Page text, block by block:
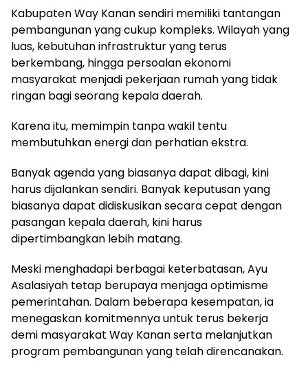
Kabupaten Way Kanan sendiri memiliki tantangan
pembangunan yang cukup kompleks. Wilayah yang
luas, kebutuhan infrastruktur yang terus
berkembang, hingga persoalan ekonomi
masyarakat menjadi pekerjaan rumah yang tidak
ringan bagi seorang kepala daerah.
Karena itu, memimpin tanpa wakil tentu
membutuhkan energi dan perhatian ekstra.
Banyak agenda yang biasanya dapat dibagi, kini
harus dijalankan sendiri. Banyak keputusan yang
biasanya dapat didiskusikan secara cepat dengan
pasangan kepala daerah, kini harus
dipertimbangkan lebih matang.
Meski menghadapi berbagai keterbatasan, Ayu
Asalasiyah tetap berupaya menjaga optimisme
pemerintahan. Dalam beberapa kesempatan, ia
menegaskan komitmennya untuk terus bekerja
demi masyarakat Way Kanan serta melanjutkan
program pembangunan yang telah direncanakan.